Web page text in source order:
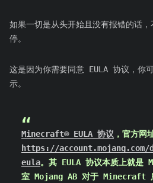
如果一切是从头开始且没有报错的话
停。
这是因为你需要同意 EULA 协议，你
示。
Minecraft® EULA 协议 ，官方网
https://account.mojang.com/
eula。其 EULA 协议本质上就
室 Mojang AB 对于 Minecraft